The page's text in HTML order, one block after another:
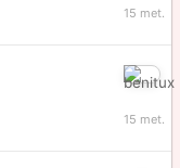
31,
31,